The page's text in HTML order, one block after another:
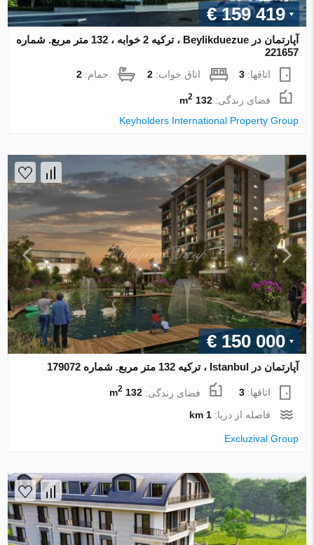
€ 159 419
آپارتمان در Beylikduezue ، ترکیه 2 خوابه ، 132 متر مربع. شماره
221657
اتاقها:3 اتاق خواب:2 حمام:2
فضای زندگی:132 m
2
Keyholders International Property Group
€ 150 000
آپارتمان در Istanbul ، ترکیه 132 متر مربع. شماره 179072
اتاقها:3 فضای زندگی:132 m
2
فاصله از دریا:1 km
Excluzival Group